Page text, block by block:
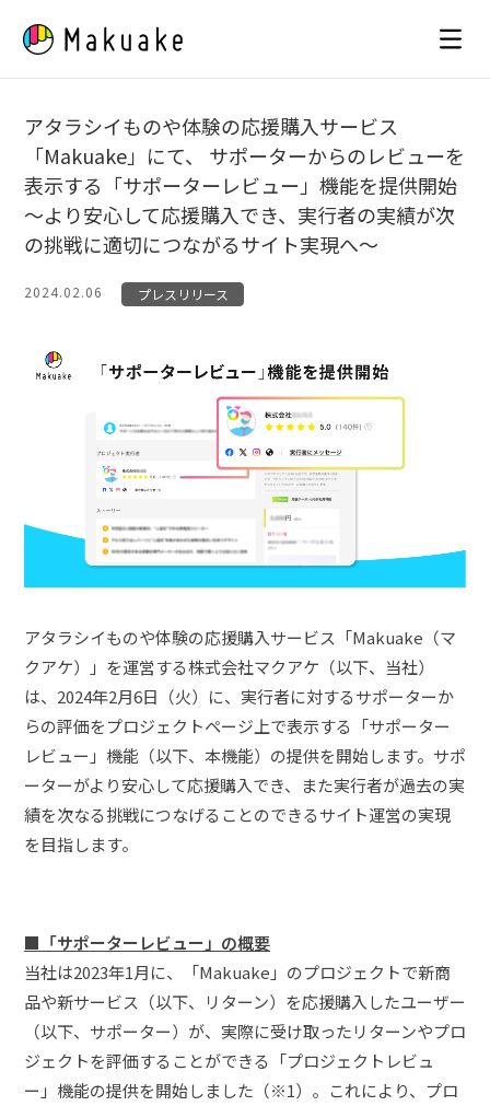
content
アタラシイものや体験の応援購入サービス
「Makuake」にて、 サポーターからのレビューを
表示する「サポーターレビュー」機能を提供開始
〜より安心して応援購入でき、実行者の実績が次
の挑戦に適切につながるサイト実現へ〜
2024.02.06 プレスリリース
アタラシイものや体験の応援購入サービス「Makuake（マ
クアケ）」を運営する株式会社マクアケ（以下、当社）
は、2024年2月6日（火）に、実行者に対するサポーターか
らの評価をプロジェクトページ上で表示する「サポーター
レビュー」機能（以下、本機能）の提供を開始します。サポ
ーターがより安心して応援購入でき、また実行者が過去の実
績を次なる挑戦につなげることのできるサイト運営の実現
を目指します。
■ 「サポーターレビュー」の概要
当社は2023年1月に、「Makuake」のプロジェクトで新商
品や新サービス（以下、リターン）を応援購入したユーザー
（以下、サポーター）が、実際に受け取ったリターンやプロ
ジェクトを評価することができる「プロジェクトレビュ
ー」機能の提供を開始しました（※1）。これにより、プロ